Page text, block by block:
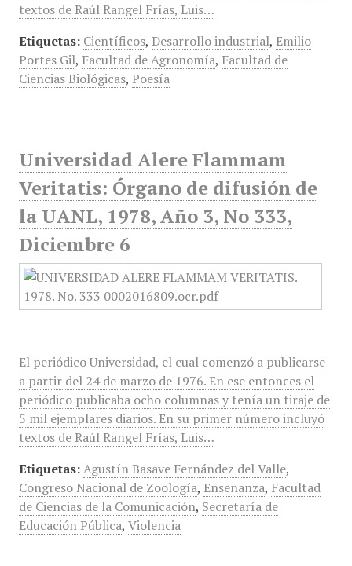
textos de Raúl Rangel Frías, Luis…
Etiquetas: Científicos, Desarrollo industrial, Emilio
Portes Gil, Facultad de Agronomía, Facultad de
Ciencias Biológicas, Poesía
Universidad Alere Flammam
Veritatis: Órgano de difusión de
la UANL, 1978, Año 3, No 333,
Diciembre 6
El periódico Universidad, el cual comenzó a publicarse
a partir del 24 de marzo de 1976. En ese entonces el
periódico publicaba ocho columnas y tenía un tiraje de
5 mil ejemplares diarios. En su primer número incluyó
textos de Raúl Rangel Frías, Luis…
Etiquetas: Agustín Basave Fernández del Valle,
Congreso Nacional de Zoología, Enseñanza, Facultad
de Ciencias de la Comunicación, Secretaría de
Educación Pública, Violencia